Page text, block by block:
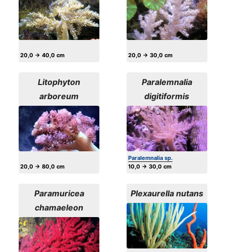
20,0 → 40,0 cm 20,0 → 30,0 cm
Litophyton
arboreum
20,0 → 80,0 cm
Paralemnalia
digitiformis
Paralemnalia sp.
10,0 → 30,0 cm
Paramuricea
chamaeleon
Plexaurella nutans